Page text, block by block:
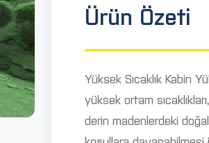
Ürün Özeti
Yüksek Sıcaklık Kabin
yüksek ortam
derin madenlerdeki doğal